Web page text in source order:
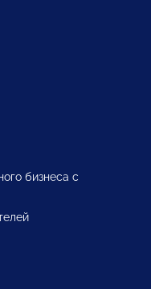
бизнеса с